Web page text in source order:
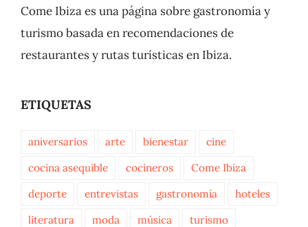
Come Ibiza es una página sobre gastronomía y
turismo basada en recomendaciones de
restaurantes y rutas turísticas en Ibiza.
ETIQUETAS
aniversarios arte bienestar
cine
cocina asequible
cocineros
Come Ibiza
deporte
entrevistas gastronomía
hoteles
literatura
moda música
turismo